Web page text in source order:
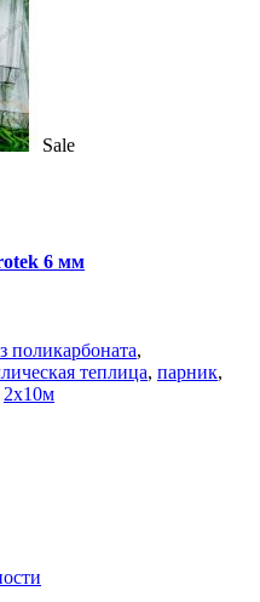
Sale
6 мм
поликарбоната,
теплица, парник,
2х10м